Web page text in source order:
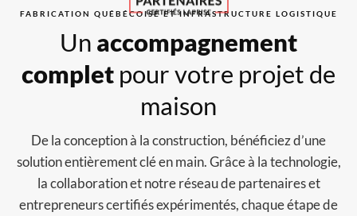
FABRICATION QUÉBÉCOISE ET INFRASTRUCTURE LOGISTIQUE
Un accompagnement
complet pour votre projet de
maison
De la conception à la construction, bénéficiez d’une
solution entièrement clé en main. Grâce à la technologie,
la collaboration et notre réseau de partenaires et
entrepreneurs certifiés expérimentés, chaque étape de